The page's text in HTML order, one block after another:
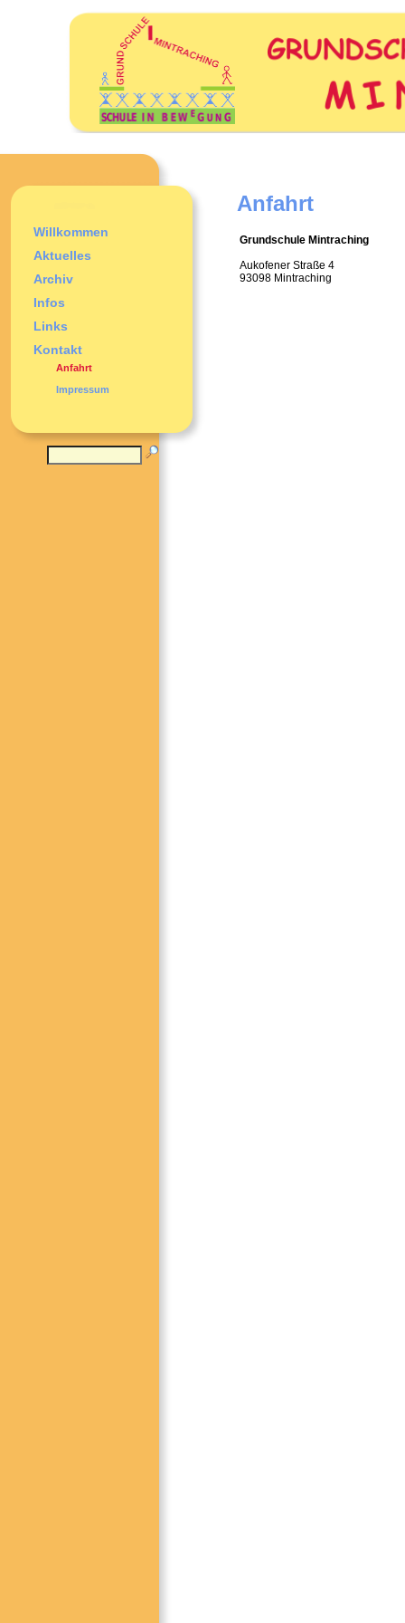
Willkommen
Aktuelles
Archiv
Infos
Links
Kontakt
Anfahrt
Impressum
Anfahrt
Grundschule Mintraching
Aukofener Straße 4
93098 Mintraching